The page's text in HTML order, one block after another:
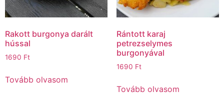
Rakott burgonya darált
hússal
1690 Ft
Tovább olvasom
Rántott karaj
petrezselymes
burgonyával
1690 Ft
Tovább olvasom